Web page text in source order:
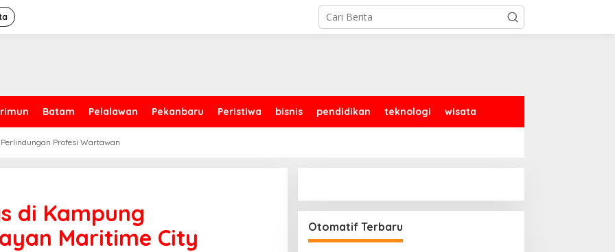
Batam Pelalawan Pekanbaru Peristiwa bisnis pendidikan teknologi wisata
Perlindungan Profesi Wartawan
di Kampung
Maritime City
Otomatif Terbaru